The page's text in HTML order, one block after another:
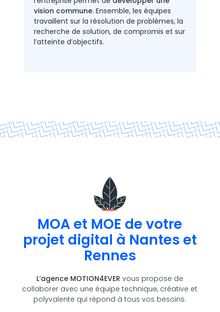
vision commune. Ensemble, les équipes
travaillent sur la résolution de problèmes, la
recherche de solution, de compromis et sur
l’atteinte d’objectifs.
MOA et MOE de votre
projet digital à Nantes et
Rennes
L’agence MOTION4EVERvous propose de
collaborer avec une équipe technique, créative et
polyvalente qui répond à tous vos besoins.